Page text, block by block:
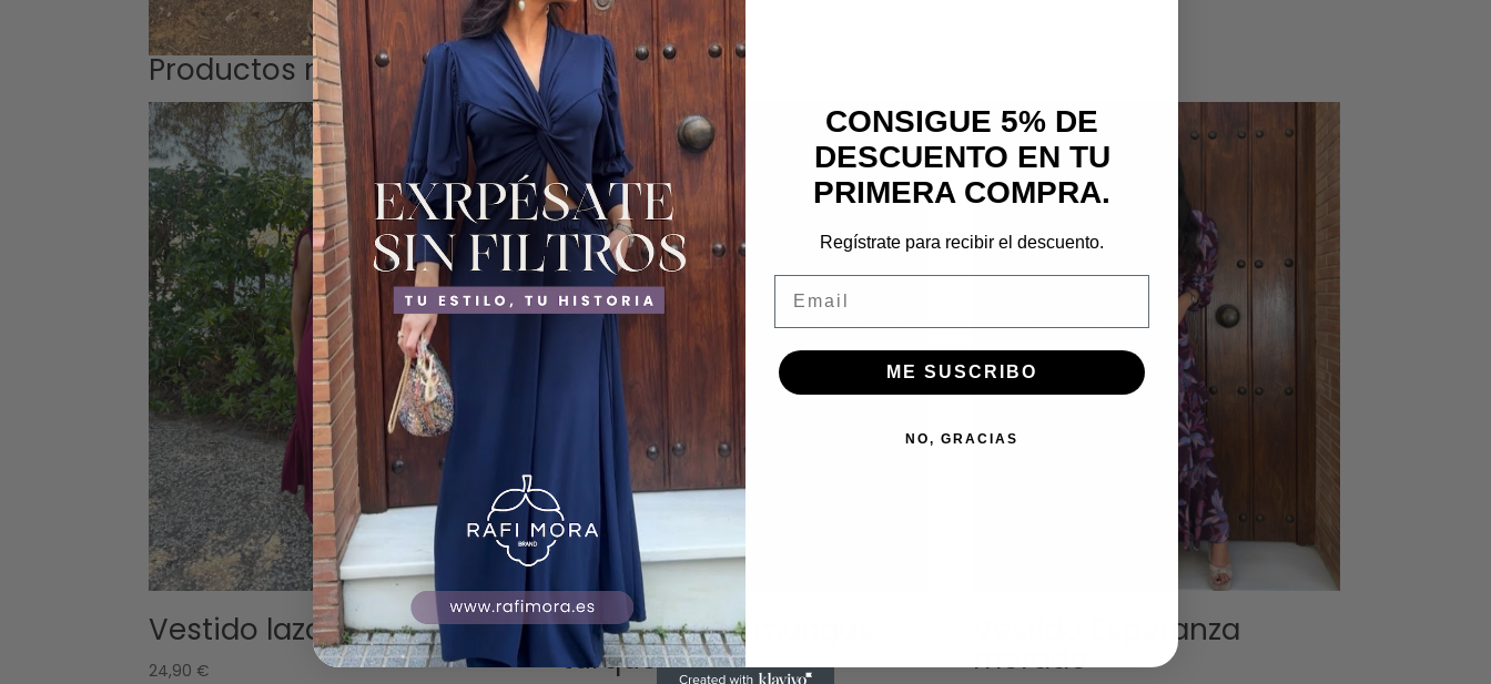
Productos relacionados
Vestido lazada burdeos
24,90 €
Vestido Dina mangas
turquesa
Vestido Esperanza
morado
CONSIGUE 5% DE
DESCUENTO EN TU
PRIMERA COMPRA.
Regístrate para recibir el descuento.
ME SUSCRIBO
NO, GRACIAS